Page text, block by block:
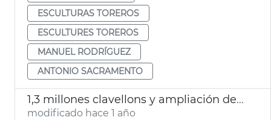
ESCULTURAS TOREROS
ESCULTURES TOREROS
MANUEL RODRÍGUEZ
ANTONIO SACRAMENTO
1,3 millones clavellons y ampliación decoración tribuna autoridades Batalla Flores
modificado hace 1 año